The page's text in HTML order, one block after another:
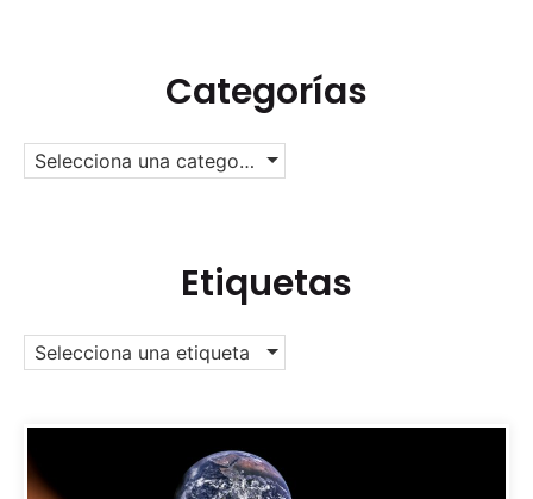
Categorías
Selecciona una categoría
Etiquetas
Selecciona una etiqueta